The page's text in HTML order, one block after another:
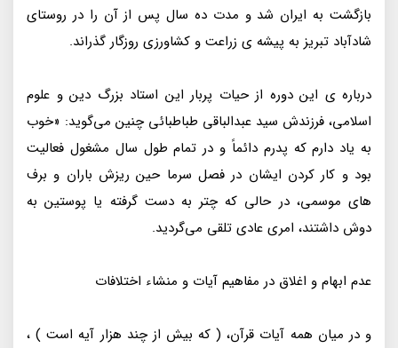
بازگشت به ایران شد و مدت ده سال پس از آن را در روستای
شادآباد تبریز به پیشه ی زراعت و کشاورزی روزگار گذراند.
درباره ی این دوره از حیات پربار این استاد بزرگ دین و علوم
اسلامی، فرزندش سید عبدالباقی طباطبائی چنین می‌گوید: «خوب
به یاد دارم که پدرم دائماً و در تمام طول سال مشغول فعالیت
بود و کار کردن ایشان در فصل سرما حین ریزش باران و برف
های موسمی، در حالی که چتر به دست گرفته یا پوستین به
دوش داشتند، امری عادی تلقی می‌گردید.
عدم ابهام و اغلاق در مفاهیم آیات و منشاء اختلافات
و در میان همه آیات قرآن، ( که بیش از چند هزار آیه است ) ،